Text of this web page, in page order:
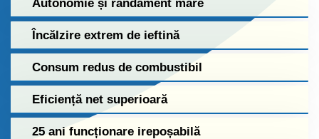
Autonomie și randament mare
Încălzire extrem de ieftină
Consum redus de combustibil
Eficiență net superioară
25 ani funcționare irepoșabilă